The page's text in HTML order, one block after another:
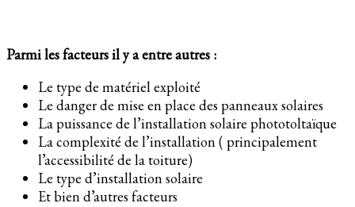
Parmi les facteurs il y a entre autres :
Le type de matériel exploité
Le danger de mise en place des panneaux solaires
La puissance de l’installation solaire phototoltaïque
La complexité de l’installation ( principalement
l’accessibilité de la toiture)
Le type d’installation solaire
Et bien d’autres facteurs